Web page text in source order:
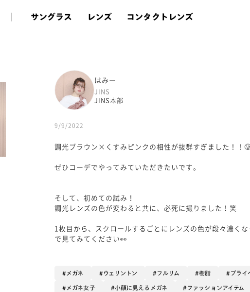
サングラス レンズ コンタクトレンズ
はみー
JINS
JINS本部
9/9/2022
調光ブラウン×くすみピンクの相性が抜群すぎました！！
ぜひコーデでやってみていただきたいです。
そして、初めての試み！
調光レンズの色が変わると共に、必死に撮りました！笑
1枚目から、スクロールするごとにレンズの色が段々濃く
で見てみてください👀
メガネ ウェリントン フルリム 樹脂 プライ
メガネ女子 小顔に見えるメガネ ファッションアイテム